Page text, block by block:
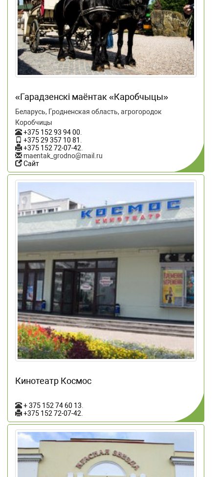
«Гарадзенскi маёнтак «Каробчыцы»
Беларусь, Гродненская область, агрогородок
Коробчицы
+375 152 93 94 00
+375 29 357 10 81
+375 152 72-07-42
maentak_grodno@mail.ru
Сайт
Кинотеатр Космос
+ 375 152 74 60 13
+375 152 72-07-42